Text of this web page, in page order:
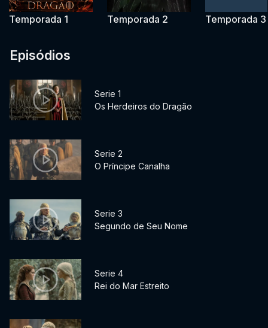
Temporada 1 Temporada 2 Temporada 3
Episódios
Serie 1
Os Herdeiros do Dragão
Serie 2
O Príncipe Canalha
Serie 3
Segundo de Seu Nome
Serie 4
Rei do Mar Estreito